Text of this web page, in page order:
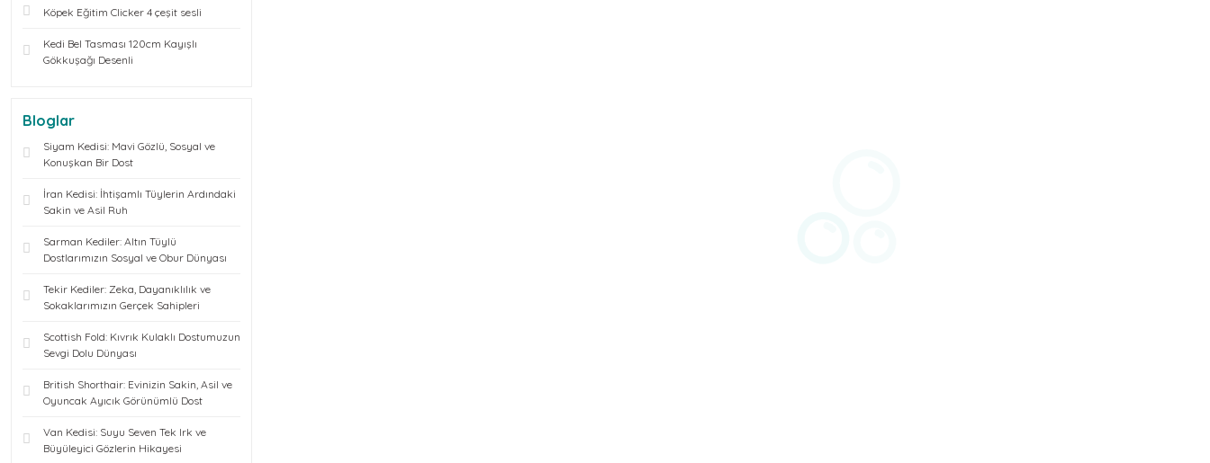
Köpek Eğitim Clicker 4 çeşit sesli
Kedi Bel Tasması 120cm Kayışlı
Gökkuşağı Desenli
Bloglar
Siyam Kedisi: Mavi Gözlü, Sosyal ve
Konuşkan Bir Dost
İran Kedisi: İhtişamlı Tüylerin Ardındaki
Sakin ve Asil Ruh
Sarman Kediler: Altın Tüylü
Dostlarımızın Sosyal ve Obur Dünyası
Tekir Kediler: Zeka, Dayanıklılık ve
Sokaklarımızın Gerçek Sahipleri
Scottish Fold: Kıvrık Kulaklı Dostumuzun
Sevgi Dolu Dünyası
British Shorthair: Evinizin Sakin, Asil ve
Oyuncak Ayıcık Görünümlü Dost
Van Kedisi: Suyu Seven Tek Irk ve
Büyüleyici Gözlerin Hikayesi